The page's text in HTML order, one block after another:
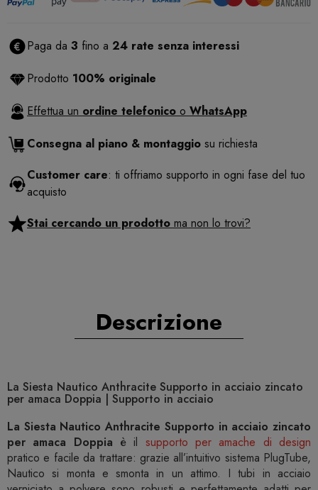
Paga da 3 fino a 24 rate senza interessi
Prodotto 100% originale
Effettua un ordine telefonico o WhatsApp
Consegna al piano & montaggio su richiesta
Customer care: ti offriamo supporto in ogni fase del tuo
acquisto
Stai cercando un prodotto ma non lo trovi?
Descrizione
La Siesta Nautico Anthracite Supporto in acciaio zincato
per amaca Doppia | Supporto in acciaio
La Siesta Nautico Anthracite Supporto in acciaio zincato
per amaca Doppia è il supporto per amache di design
pratico e facile da trattare: grazie all’intuitivo sistema PlugTube,
Nautico si monta e smonta in un attimo. I tubi in acciaio